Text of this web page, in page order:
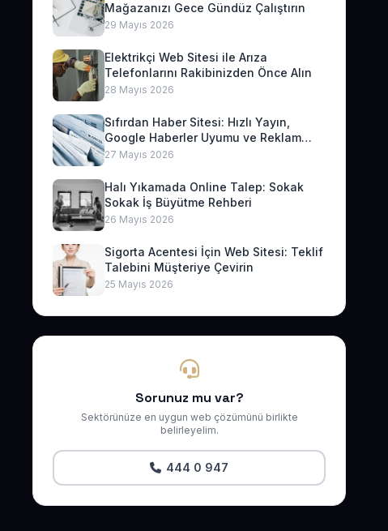
Mağazanızı Gece Gündüz Çalıştırın
29 Mayıs 2026
Elektrikçi Web Sitesi ile Arıza
Telefonlarını Rakibinizden Önce Alın
28 Mayıs 2026
Sıfırdan Haber Sitesi: Hızlı Yayın,
Google Haberler Uyumu ve Reklam
Geliri
27 Mayıs 2026
Halı Yıkamada Online Talep: Sokak
Sokak İş Büyütme Rehberi
26 Mayıs 2026
Sigorta Acentesi İçin Web Sitesi: Teklif
Talebini Müşteriye Çevirin
25 Mayıs 2026
Sorunuz mu var?
Sektörünüze en uygun web çözümünü birlikte
belirleyelim.
444 0 947